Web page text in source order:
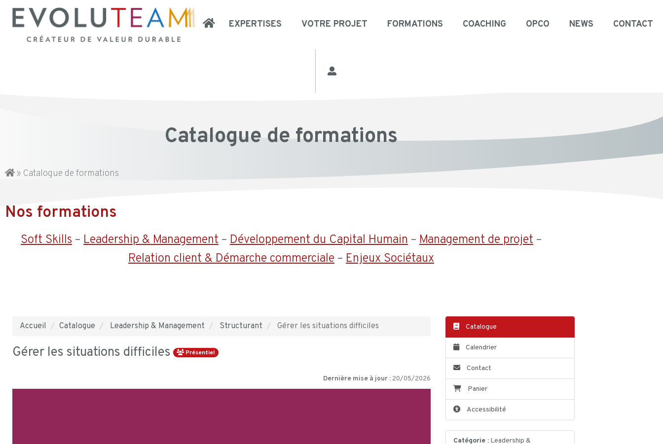
EXPERTISES VOTRE PROJET FORMATIONS COACHING OPCO NEWS CONTACT
Catalogue de formations
» Catalogue de formations
Nos formations
Soft Skills – Leadership & Management – Développement du Capital Humain – Management de projet –
Relation client & Démarche commerciale – Enjeux Sociétaux
Accueil Catalogue Leadership & Management Structurant Gérer les situations difficiles
Gérer les situations difficiles Présentiel
Dernière mise à jour : 20/05/2026
Catalogue
Calendrier
Contact
Panier
Accessibilité
Catégorie : Leadership &